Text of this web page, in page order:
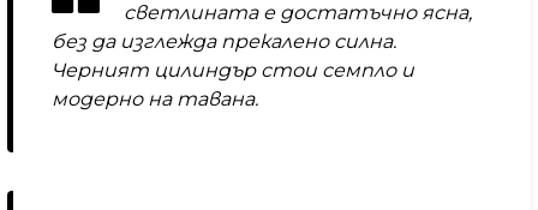
светлината е достатъчно ясна,
без да изглежда прекалено силна.
Черният цилиндър стои семпло и
модерно на тавана.